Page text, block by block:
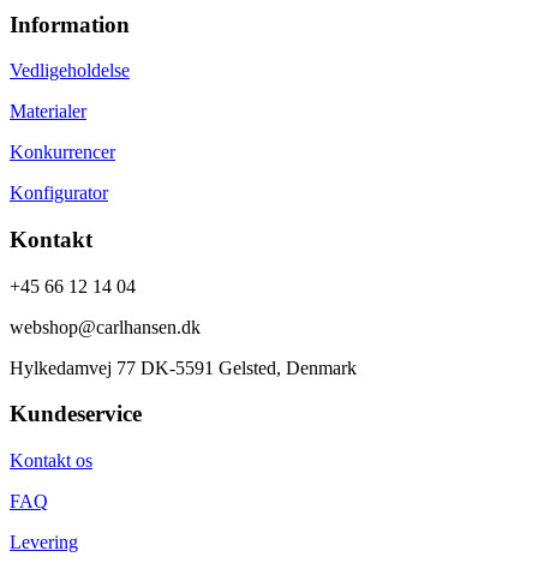
Information
Vedligeholdelse
Materialer
Konkurrencer
Konfigurator
Kontakt
+45 66 12 14 04
webshop@carlhansen.dk
Hylkedamvej 77 DK-5591 Gelsted, Denmark
Kundeservice
Kontakt os
FAQ
Levering